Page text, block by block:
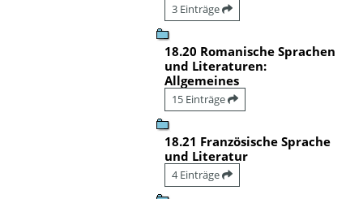
3 Einträge
18.20 Romanische Sprachen
und Literaturen:
Allgemeines
15 Einträge
18.21 Französische Sprache
und Literatur
4 Einträge